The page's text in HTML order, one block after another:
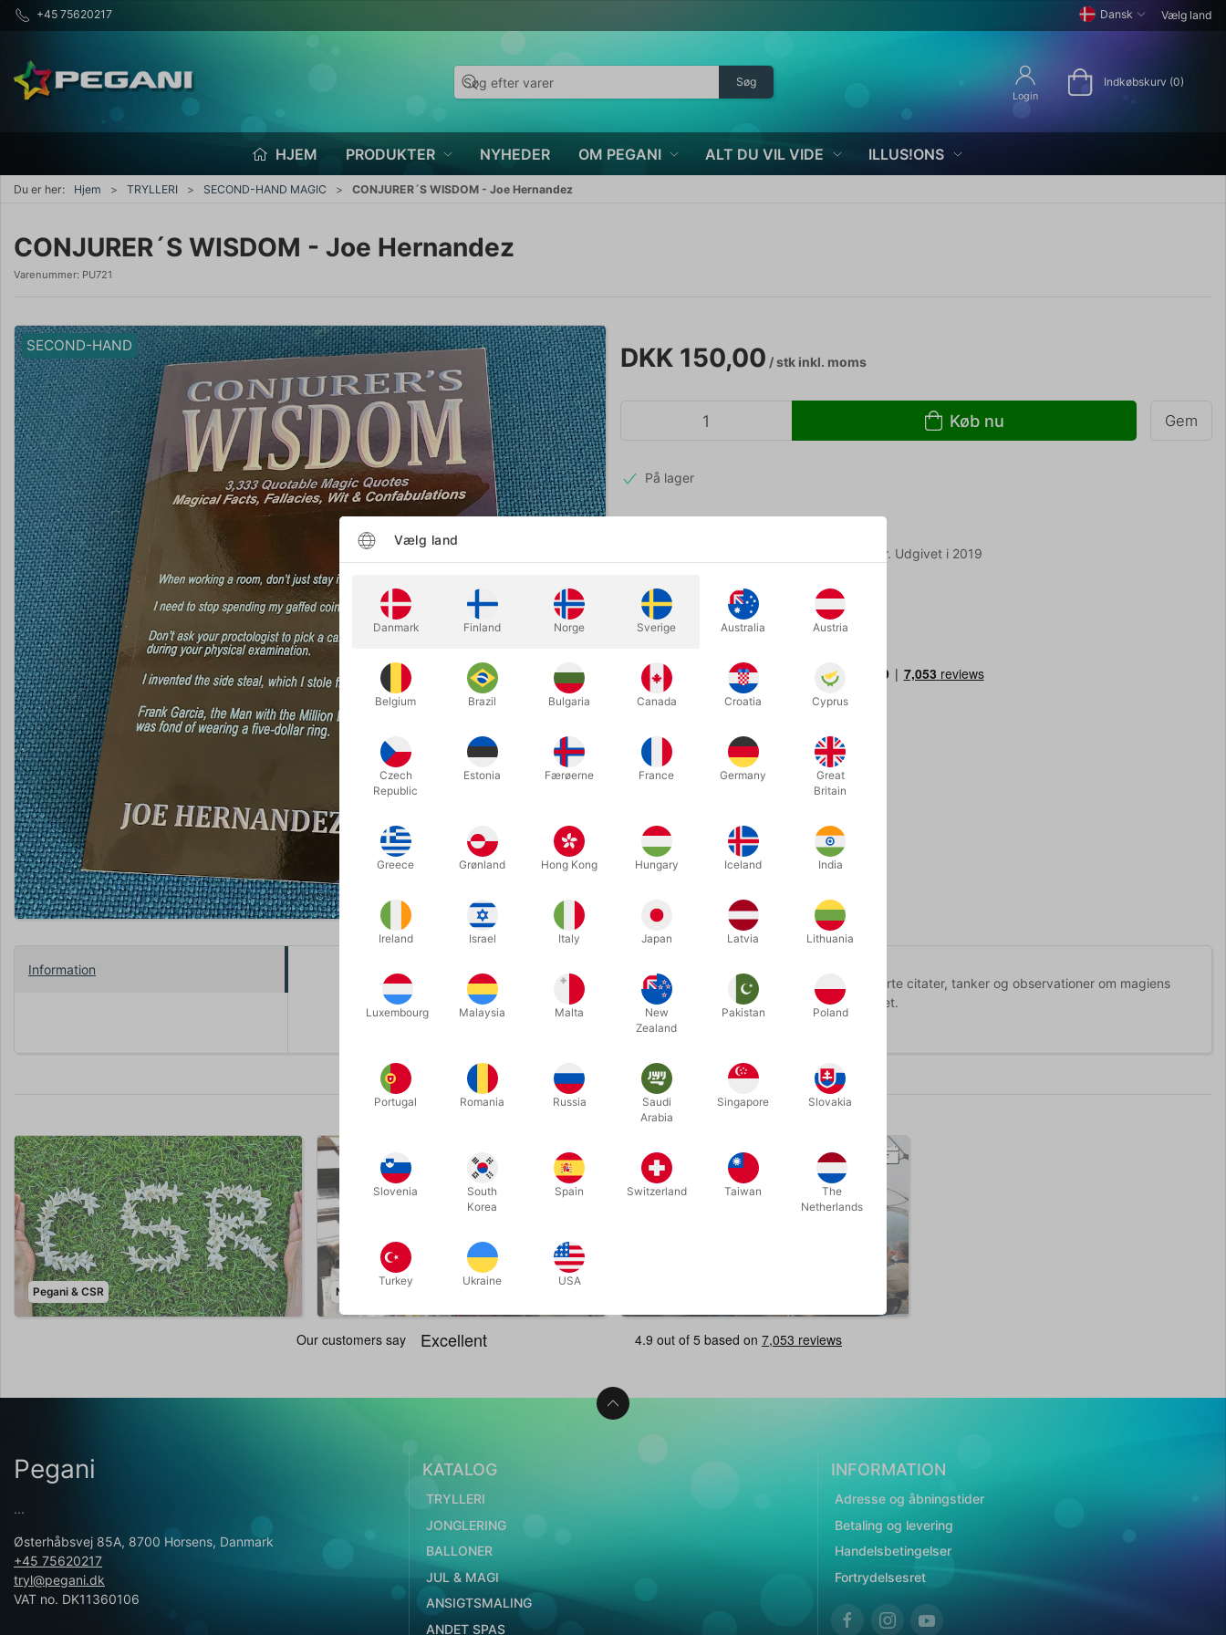
+45 75620217 Dansk Vælg land
Søg
Login
Indkøbskurv (0)
HJEM PRODUKTER NYHEDER OM PEGANI ALT DU VIL VIDE ILLUS!ONS
Du er her: Hjem TRYLLERI SECOND-HAND MAGIC CONJURER´S WISDOM - Joe Hernandez
CONJURER´S WISDOM - Joe Hernandez
Varenummer: PU721
SECOND-HAND
Forstør
DKK 150,00 / stkinkl. moms
Køb nu Gem
På lager
Second-hand. STAND: meget god. 244 sider. Udgivet i 2019
Mere information
Information
Conjurer’s Wisdom
afJoe Hernandez
er en bog om tryllekunst, der samler tusindvis af korte citater, tanker og observationer om magiens
verden. Bogen indeholder over 3.000 små udsagn om magi, illusion, optræden og kreativitet.
Relateret indhold
Pegani & CSR Nyheder
Pegani
...
Østerhåbsvej 85A, 8700 Horsens, Danmark
+45 75620217
tryl@pegani.dk
VAT no. DK11360106
KATALOG
TRYLLERI
JONGLERING
BALLONER
JUL & MAGI
ANSIGTSMALING
ANDET SPAS
INFORMATION
Adresse og åbningstider
Betaling og levering
Handelsbetingelser
Fortrydelsesret
Vælg land
Danmark Finland Norge Sverige Australia Austria
Belgium Brazil Bulgaria Canada Croatia Cyprus
Czech
Republic
Estonia Færøerne France Germany
Great
Britain
Greece Grønland Hong Kong Hungary Iceland India
Ireland Israel Italy Japan Latvia Lithuania
Luxembourg Malaysia Malta
New
Zealand
Pakistan Poland
Portugal Romania Russia
Saudi
Arabia
Singapore Slovakia
Slovenia
South
Korea
Spain Switzerland Taiwan
The
Netherlands
Turkey Ukraine USA